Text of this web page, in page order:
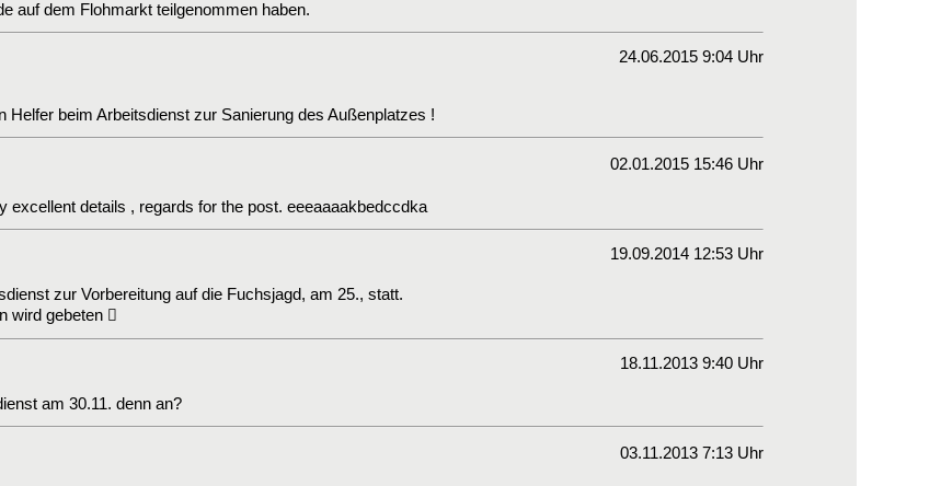
auf dem Flohmarkt teilgenommen haben.
24.06.2015 9:04 Uhr
Helfer beim Arbeitsdienst zur Sanierung des Außenplatzes !
02.01.2015 15:46 Uhr
excellent details , regards for the post. eeeaaaakbedccdka
19.09.2014 12:53 Uhr
zur Vorbereitung auf die Fuchsjagd, am 25., statt.
wird gebeten 
18.11.2013 9:40 Uhr
am 30.11. denn an?
03.11.2013 7:13 Uhr